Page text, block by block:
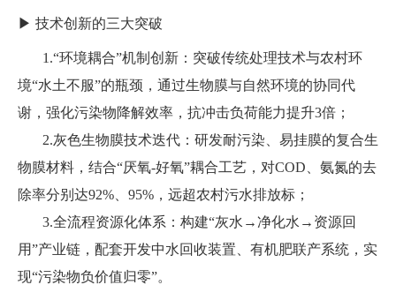
▶ 技术创新的三大突破
1.“环境耦合”机制创新：突破传统处理技术与农村环
境“水土不服”的瓶颈，通过生物膜与自然环境的协同代
谢，强化污染物降解效率，抗冲击负荷能力提升3倍；
2.灰色生物膜技术迭代：研发耐污染、易挂膜的复合生
物膜材料，结合“厌氧-好氧”耦合工艺，对COD、氨氮的去
除率分别达92%、95%，远超农村污水排放标；
3.全流程资源化体系：构建“灰水→净化水→资源回
用”产业链，配套开发中水回收装置、有机肥联产系统，实
现“污染物负价值归零”。